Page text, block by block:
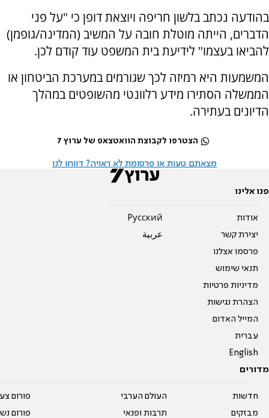
בהודעה נכתב בלשון חריפה ויוצאת דופן כי "על פני
הדברים, הייתה מוטלת חובה על המשיב (המדינה/גופמן)
להביאו בעצמו" לידיעת בית המשפט עוד קודם לכן.
המשמעות היא רמיזה לכך שגורמים במערכת הביטחון או
הממשלה הסתירו מידע רלוונטי מהשופטים במהלך
הדיונים בעתירה.
הצטרפו לקבוצת הוואטצאפ של ערוץ 7
מצאתם טעות או פרסומת לא ראויה? דווחו לנו
פנו אלינו
אודות
יצירת קשר
פרסמו אצלנו
תנאי שימוש
מדיניות פרטיות
הצהרת נגישות
המייל האדום
עברית
English
Pусский
عربية
מדורים
חדשות
מבזקים
העולם הערבי
תרבות ופנאי
פורום
פורום